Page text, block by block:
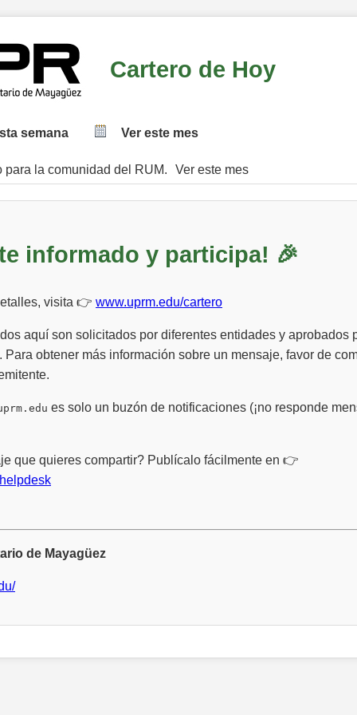
Cartero de Hoy
semana Ver este mes
para la comunidad del RUM. Ver este mes
informado y participa! 🎉
visita 👉 www.uprm.edu/cartero
aquí son solicitados por diferentes entidades y aprobados
obtener más información sobre un mensaje, favor de
es solo un buzón de notificaciones (¡no responde
que quieres compartir? Publícalo fácilmente en 👉
de Mayagüez